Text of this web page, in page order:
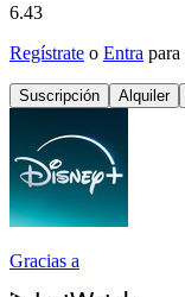
6.43
Regístrate o Entra
Suscripción Alquiler
Gracias a